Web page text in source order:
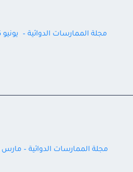
مجلة الممارسات الدوائية – يونيو 2025
مجلة الممارسات الدوائية – مارس 2025